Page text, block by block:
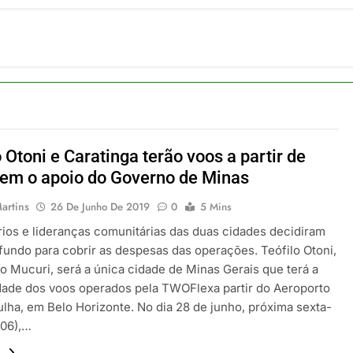
carreira internacional, Marc Balanger assume comando do
diretos entre Porto Alegre e Montevidéu em dezembro
Catarinense: Região do Salto Caveiras atrai novos
em Um Só Lugar: Descubra as Atrações do Parque Mini-
2026
Otoni e Caratinga terão voos a partir de
o apoio do Governo de Minas
26 De Junho De 2019 0
5 Mins
e lideranças comunitárias das duas cidades decidiram
para cobrir as despesas das operações. Teófilo Otoni,
Mucuri, será a única cidade de Minas Gerais que terá a
dos voos operados pela TWOFlexa partir do Aeroporto
em Belo Horizonte. No dia 28 de junho, próxima sexta-